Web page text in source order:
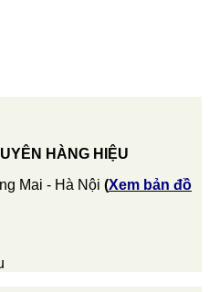
HÀNG HIỆU
Mai - Hà Nội (Xem bản đồ